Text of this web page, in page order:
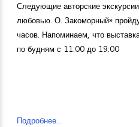
Следующие авторские
любовью. О. Закоморный»
часов. Напоминаем, что
по будням с 11:00 до 19:00
Подробнее...